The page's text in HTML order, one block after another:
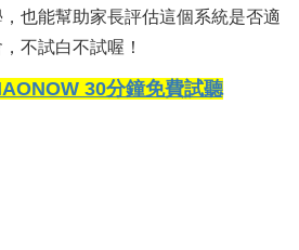
也能幫助家長評估這個系統是否適
不試白不試喔！
30分鐘免費試聽